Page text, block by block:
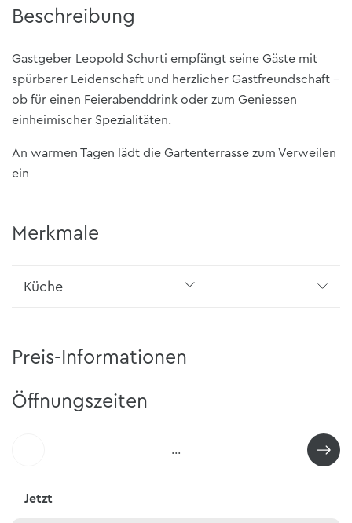
Beschreibung
Gastgeber Leopold Schurti empfängt seine Gäste mit
spürbarer Leidenschaft und herzlicher Gastfreundschaft -
ob für einen Feierabenddrink oder zum Geniessen
einheimischer Spezialitäten.
An warmen Tagen lädt die Gartenterrasse zum Verweilen
ein
Merkmale
Küche
Preis-Informationen
Öffnungszeiten
…
Jetzt